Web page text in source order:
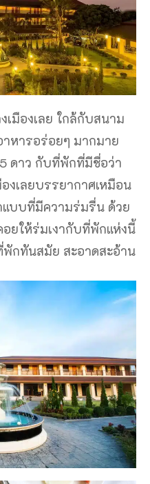
เมืองเลย ใกล้กับสนาม
หารอร่อยๆ มากมาย
ดาว กับที่พักที่มีชื่อว่า
งเลยบรรยากาศเหมือน
บบที่มีความร่มรื่น ด้วย
ยให้ร่มเงากับที่พักแห่งนี้
พักทันสมัย สะอาดสะอ้าน